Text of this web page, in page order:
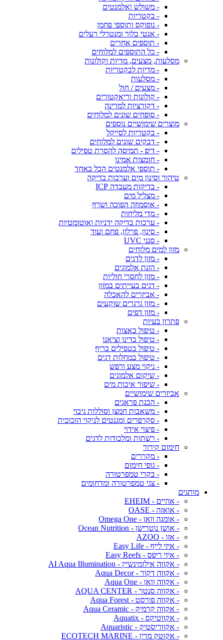
- משולש ואלמנטים
- בקטריות
- נופוקס ותוספי פחמן
- אנטי כלור ומנטרלי רעלים
- תוספים אחרים
- כל התוספים למלוחים
מסלעות, מצעים, מדיות וקולונות
- מדיות לבקטריות
- מסלעות
- מצעים / חול
- קולונות וריאקטורים
- דקורציות למרינה
- סופחים שונים למלוחים
מוצרים שימושיים נוספים
- בקטריות לסייקל
- דבקים שונים למלוחים
- דיפ - תמיסה להסרת טפילים
- חומצות אמינו
- תוספי אלמנטים הכל באחד
טיהור וסינון מים וערכות בדיקה
- בדיקות מעבדה ICP
- מצליל מים
- אוסמוזה הפוכה ושרף
- מדי מליחות
- ערכות בדיקה ידניות ואוטומטיות
- סינון, פרלון, פחם ועוד
- סנני UVC
מזון למים מלוחים
- מזון לדגים
- הזנת אלמוגים
- מזון לחסרי חוליות
- דגים בעייתים במזון
- אביזרים להאכלה
- מזון גרגרים שוקעים
- מזון דפים
פתרון בעיות
- טיפול באצות
- טיפול בדינו וציאנו
- טיפול בטפילים בריף
- טיפול במחלות דגים
- ניקוי מצע ורפש
- שיקום אלמוגים
- שיפור איכות מים
אביזרים שימושיים
- הכנת פראגים
- משאבות חמצן וסוללות גיבוי
- סקרפרים ומגנטים לניקוי הזכוכית
- פיצוי אידוי
- רשתות ומלכודות לדגים
חימום קירור
- מקררים
- גופי חימום
- בקרי טמפרטורה
- צגי טמפרטורה ומדחומים
מותגים
- אהיים - EHEIM
- אואזה - OASE
- אומגה וואן - Omega One
- אושן נוטרישן - Ocean Nutrition
- אזו - AZOO
- איזי לייף - Easy Life
- איזי ריפס - Easy Reefs
- אקווה אילומינשיין - AI Aqua Illumination
- אקווה דקור - Aqua Decor
- אקווה וואן - Aqua One
- אקווה סנטר - AQUA CENTER
- אקווה פורסט - Aqua Forest
- אקווה קרמיק - Aqua Ceramic
- אקווטיקס - Aquatix
- אקווריסטיק - Aquaristic
- אקוטק מרין - ECOTECH MARINE